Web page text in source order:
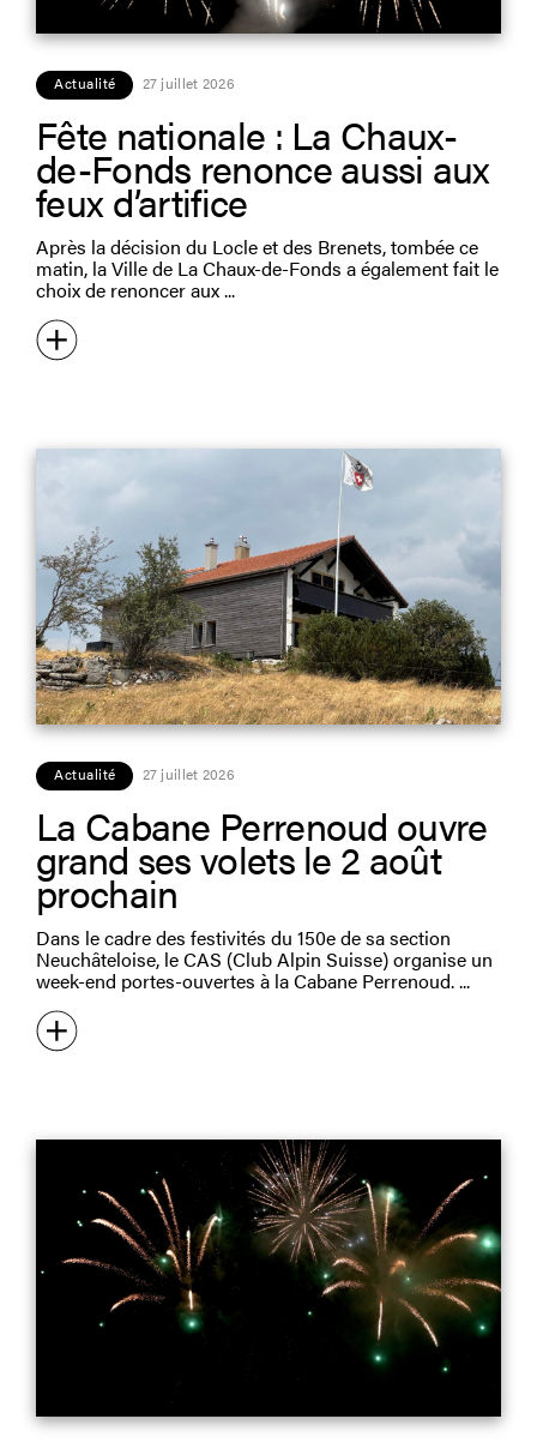
Actualité 27 juillet 2026
Fête nationale : La Chaux-
de-Fonds renonce aussi aux
feux d’artifice
Après la décision du Locle et des Brenets, tombée ce
matin, la Ville de La Chaux-de-Fonds a également fait le
choix de renoncer aux
Actualité 27 juillet 2026
La Cabane Perrenoud ouvre
grand ses volets le 2 août
prochain
Dans le cadre des festivités du 150e de sa section
Neuchâteloise, le CAS (Club Alpin Suisse) organise un
week-end portes-ouvertes à la Cabane Perrenoud.